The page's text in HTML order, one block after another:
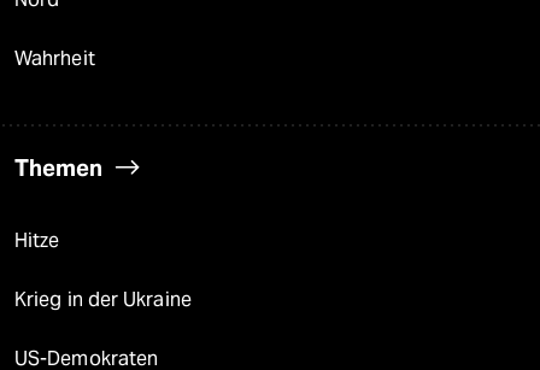
Wahrheit
Themen
Hitze
Krieg in der Ukraine
US-Demokraten